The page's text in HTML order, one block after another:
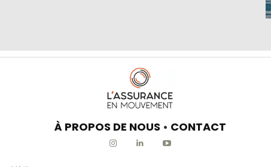
À PROPOS DE NOUS • CONTACT